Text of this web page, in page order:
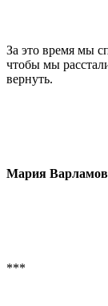
За это время мы
чтобы мы
вернуть.
Мария
***